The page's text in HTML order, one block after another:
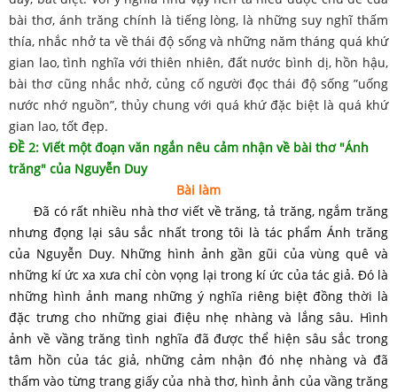
bài thơ, ánh trăng chính là tiếng lòng, là những suy nghĩ thấm
thía, nhắc nhở ta về thái độ sống và những năm tháng quá khứ
gian lao, tình nghĩa với thiên nhiên, đất nước bình dị, hồn hậu,
bài thơ cũng nhắc nhở, củng cố người đọc thái độ sống ”uống
nước nhớ nguồn”, thủy chung với quá khứ đặc biệt là quá khứ
gian lao, tốt đẹp.
ĐỀ 2: Viết một đoạn văn ngắn nêu cảm nhận về bài thơ "Ánh
trăng" của Nguyễn Duy
Bài làm
Đã có rất nhiều nhà thơ viết về trăng, tả trăng, ngắm trăng
nhưng đọng lại sâu sắc nhất trong tôi là tác phẩm Ánh trăng
của Nguyễn Duy. Những hình ảnh gần gũi của vùng quê và
những kí ức xa xưa chỉ còn vọng lại trong kí ức của tác giả. Đó là
những hình ảnh mang những ý nghĩa riêng biệt đồng thời là
đặc trưng cho những giai điệu nhẹ nhàng và lắng sâu. Hình
ảnh về vầng trăng tình nghĩa đã được thể hiện sâu sắc trong
tâm hồn của tác giả, những cảm nhận đó nhẹ nhàng và đã
thấm vào từng trang giấy của nhà thơ, hình ảnh của vầng trăng